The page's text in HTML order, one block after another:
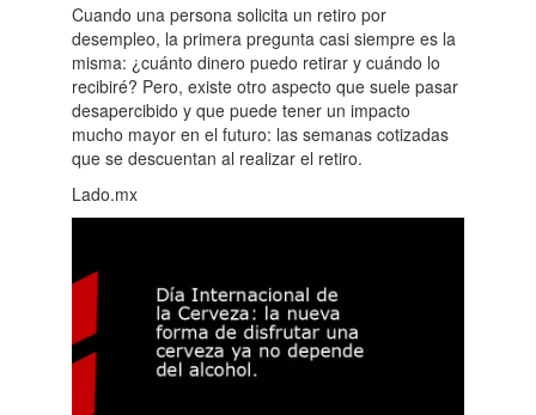
Cuando una persona solicita un retiro por
desempleo, la primera pregunta casi siempre es la
misma: ¿cuánto dinero puedo retirar y cuándo lo
recibiré? Pero, existe otro aspecto que suele pasar
desapercibido y que puede tener un impacto
mucho mayor en el futuro: las semanas cotizadas
que se descuentan al realizar el retiro.
Lado.mx